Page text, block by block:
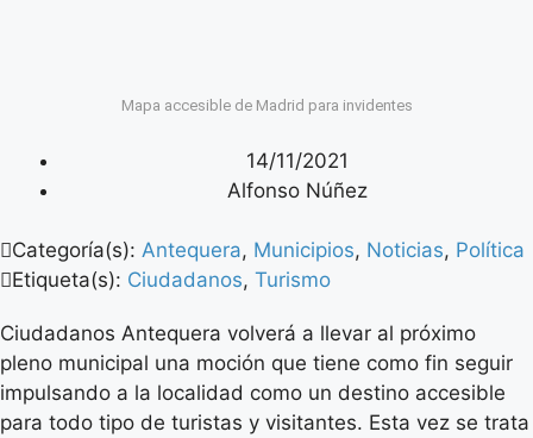
Mapa accesible de Madrid para invidentes
14/11/2021
Alfonso Núñez
Categoría(s): Antequera, Municipios, Noticias, Política
Etiqueta(s): Ciudadanos, Turismo
Ciudadanos Antequera volverá a llevar al próximo
pleno municipal una moción que tiene como fin seguir
impulsando a la localidad como un destino accesible
para todo tipo de turistas y visitantes. Esta vez se trata